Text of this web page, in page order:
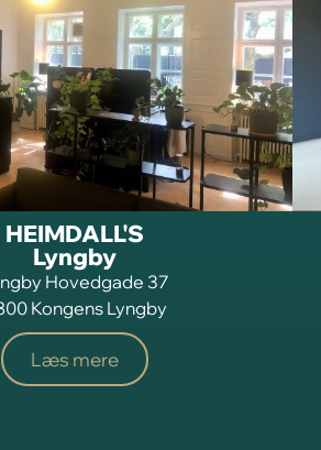
HEIMDALL'S
Lyngby
Hovedgade 37
Kongens Lyngby
Læs mere